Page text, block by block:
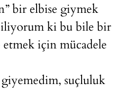
bir elbise giymek
ki bu bile bir
için mücadele
suçluluk